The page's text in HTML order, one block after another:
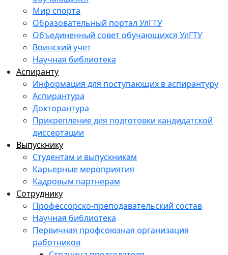
Мир спорта
Образовательный портал УлГТУ
Объединенный совет обучающихся УлГТУ
Воинский учет
Научная библиотека
Аспиранту
Информация для поступающих в аспирантуру
Аспирантура
Докторантура
Прикрепление для подготовки кандидатской
диссертации
Выпускнику
Студентам и выпускникам
Карьерные мероприятия
Кадровым партнерам
Сотруднику
Профессорско-преподавательский состав
Научная библиотека
Первичная профсоюзная организация
работников